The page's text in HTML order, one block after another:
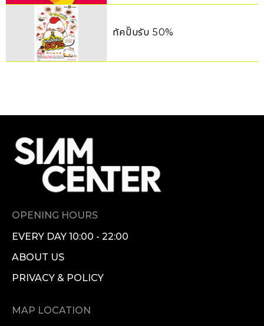
ทัคปั๊บรับ 50%
OPENING HOURS
EVERY DAY 10:00 - 22:00
ABOUT US
PRIVACY & POLICY
MAP LOCATION